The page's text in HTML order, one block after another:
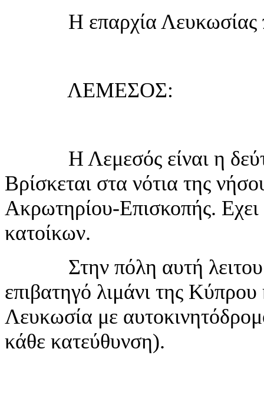
Η επαρχία Λευκωσίας
ΛΕΜΕΣΟΣ:
Η Λεμεσός είναι η
Βρίσκεται στα νότια της
Ακρωτηρίου-Επισκοπής.
κατοίκων.
Στην πόλη αυτή
επιβατηγό λιμάνι της
Λευκωσία με
κάθε κατεύθυνση).